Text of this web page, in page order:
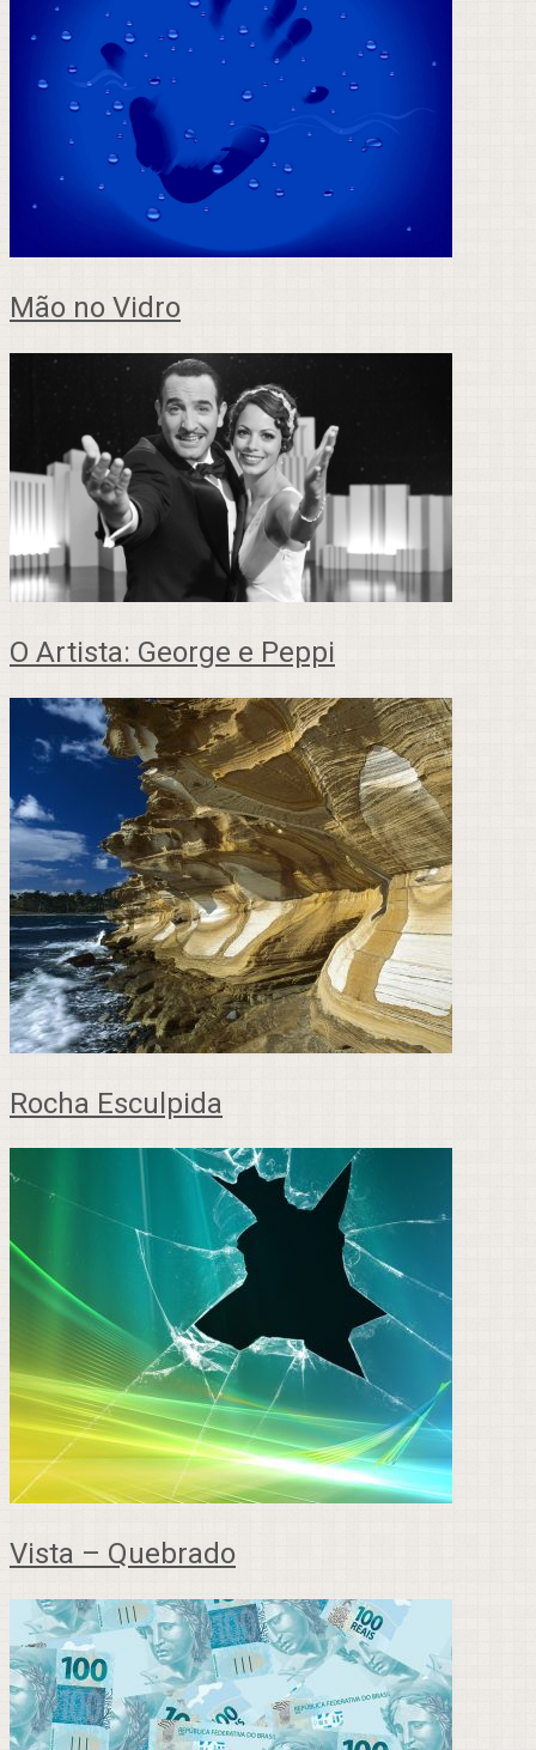
Mão no Vidro
O Artista: George e Peppi
Rocha Esculpida
Vista – Quebrado